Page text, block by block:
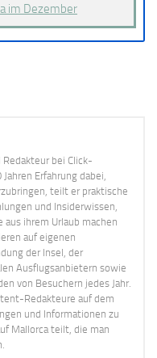
im Dezember
bei Click-
Erfahrung dabei,
teilt er praktische
und Insiderwissen,
ihrem Urlaub machen
auf eigenen
der Insel, der
Ausflugsanbietern sowie
von Besuchern jedes Jahr.
Redakteure auf dem
und Informationen zu
Mallorca teilt, die man